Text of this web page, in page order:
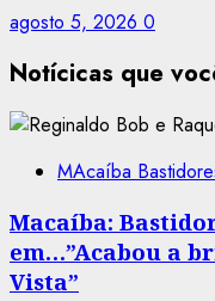
agosto 5, 2026 0
Notícicas que
MAcaíba
Macaíba:
em…”Acabou a
Vista”